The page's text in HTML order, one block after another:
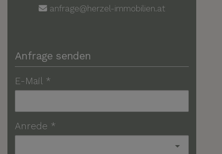
anfrage@herzel-immobilien.at
Anfrage senden
E-Mail
Anrede